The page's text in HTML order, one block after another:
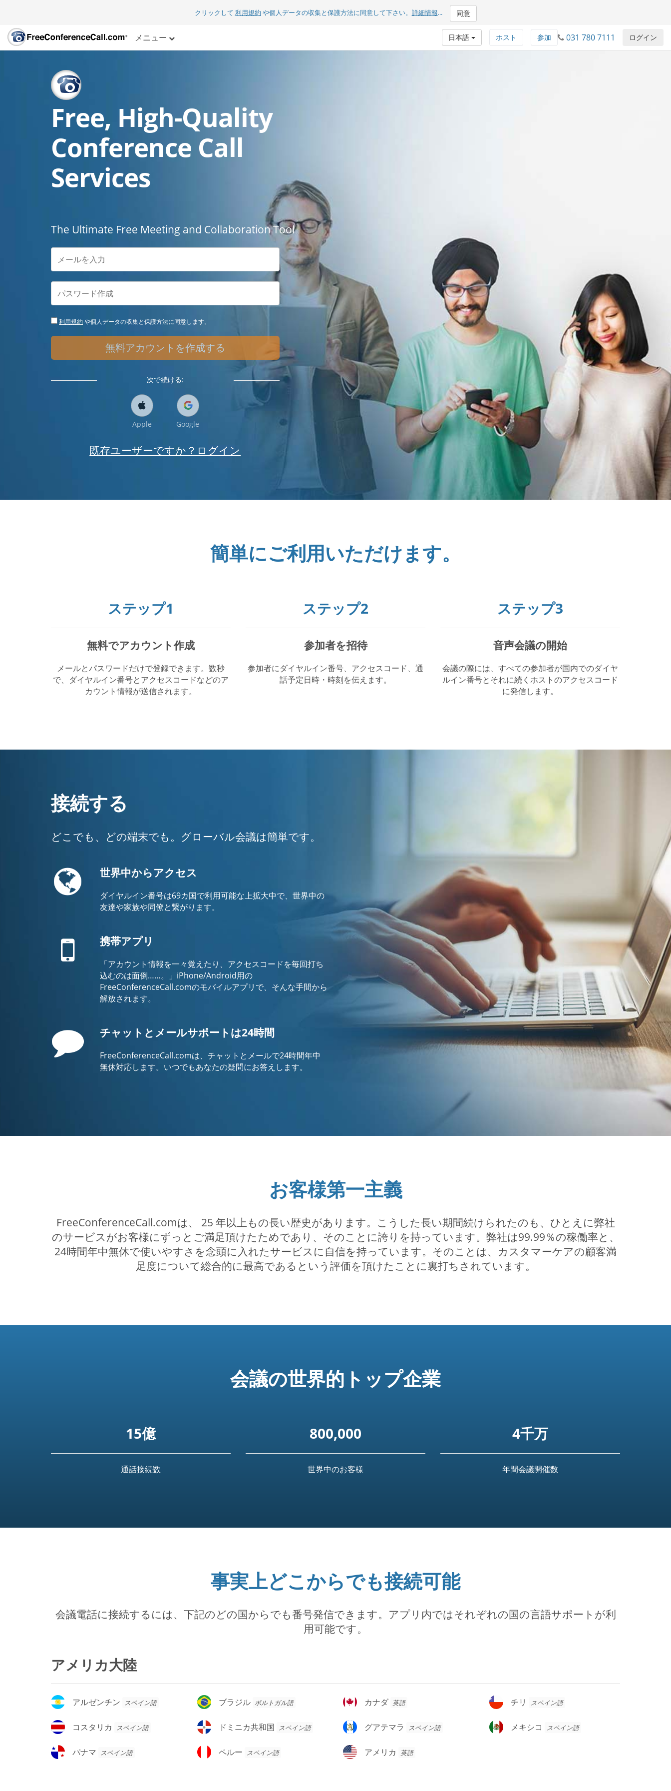
クリックして 利用規約 や個人データの収集と保護方法に同意して下さい。 詳細情報... 同意
メニュー ログイン
031 780 7111
参加
ホスト
日本語
Free, High-Quality
Conference Call
Services
The Ultimate Free Meeting and Collaboration Tool
利用規約や個人データの収集と保護方法に同意します。
無料アカウントを作成する
次で続ける:
Apple Google
既存ユーザーですか？ログイン
簡単にご利用いただけます。
ステップ1
無料でアカウント作成
メールとパスワードだけで登録できます。数秒
で、ダイヤルイン番号とアクセスコードなどのア
カウント情報が送信されます。
ステップ2
参加者を招待
参加者にダイヤルイン番号、アクセスコード、通
話予定日時・時刻を伝えます。
ステップ3
音声会議の開始
会議の際には、すべての参加者が国内でのダイヤ
ルイン番号とそれに続くホストのアクセスコード
に発信します。
接続する
どこでも、どの端末でも。グローバル会議は簡単です。
Globe世界中からアクセス
ダイヤルイン番号は69カ国で利用可能な上拡大中で、世界中の
友達や家族や同僚と繋がります。
Mobile 携帯アプリ
「アカウント情報を一々覚えたり、アクセスコードを毎回打ち
込むのは面倒……。」iPhone/Android用の
FreeConferenceCall.comのモバイルアプリで、そんな手間から
解放されます。
Comment
チャットとメールサポートは24時間
FreeConferenceCall.comは、チャットとメールで24時間年中
無休対応します。いつでもあなたの疑問にお答えします。
お客様第一主義
FreeConferenceCall.comは、 25 年以上もの長い歴史があります。こうした長い期間続けられたのも、ひとえに弊社
のサービスがお客様にずっとご満足頂けたためであり、そのことに誇りを持っています。弊社は99.99％の稼働率と、
24時間年中無休で使いやすさを念頭に入れたサービスに自信を持っています。そのことは、カスタマーケアの顧客満
足度について総合的に最高であるという評価を頂けたことに裏打ちされています。
会議の世界的トップ企業
15億
通話接続数
800,000
世界中のお客様
4千万
年間会議開催数
事実上どこからでも接続可能
会議電話に接続するには、下記のどの国からでも番号発信できます。アプリ内ではそれぞれの国の言語サポートが利
用可能です。
アメリカ大陸
ア
ゼ
ン
アルゼンチン スペイン語
ブ
ジ
ル
ブラジル ポルトガル語
カ
ダ
カナダ 英語
チ
チリ スペイン語
コ
タ
コスタリカ スペイン語
ド
ニ
ドミニカ共和国 スペイン語
グ
テ
マ
グアテマラ スペイン語
メ
メキシコ スペイン語
パ
パナマ スペイン語
ペ
ペルー スペイン語
ア
アメリカ 英語